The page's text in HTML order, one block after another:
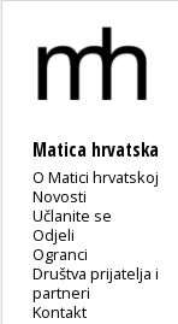
Matica hrvatska
O Matici hrvatskoj
Novosti
Učlanite se
Odjeli
Ogranci
Društva prijatelja i
partneri
Kontakt